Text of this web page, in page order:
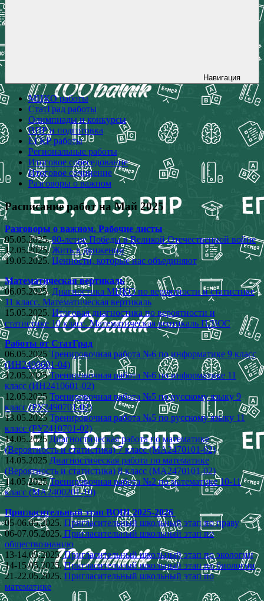
Навигация
МЦКО работы
СтатГрад работы
Олимпиады и конкурсы
ВПР и подготовка
ЕГКР работы
Региональные работы
Итоговое собеседование
Итоговое сочинение
Разговоры о важном
Расписание работ на Май 2025
Разговоры о важном. Рабочие листы
05.05.2025.80-летие Победы в Великой Отечественной войне
12.05.2025.Жить в движении
19.05.2025. Ценности, которые нас объединяют
Математическая вертикаль
06.05.2025. Диагностика МЦКО по вероятности и статистике
11 класс. Математическая вертикаль
15.05.2025. Итоговая диагностика по вероятности и
статистике 10 класс. Математическая вертикаль ПЛЮС
Работы от СтатГрад
06.05.2025 Тренировочная работа №6 по информатике 9 класс
(ИН2490601-04)
12.05.2025Тренировочная работа №6 по информатике 11
класс (ИН2410601-02)
12.05.2025 Тренировочная работа №5 по русскому языку 9
класс (РУ2490701-02)
13.05.2025 Тренировочная работа №5 по русскому языку 11
класс (РУ2410701-02)
14.05.2025Диагностическая работа по математике
(Вероятность и статистика) 7 класс (МА2470101-02)
14.05.2025 Диагностическая работа по математике
(Вероятность и статистика) 8 класс (МА2470101-02)
14.05.2025Тренировочная работа №2 по математике 10-11
класс (МА2400201-10)
Пригласительный этап ВОШ 2025-2026
05-06.05.2025. Пригласительный школьный этап по праву
06-07.05.2025. Пригласительный школьный этап по
обществознанию
13-14.05.2025.Пригласительный школьный этап по экологии
14-15.05.2025.Пригласительный школьный этап по биологии
21-22.05.2025. Пригласительный школьный этап по
математике